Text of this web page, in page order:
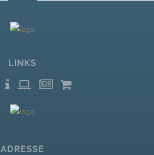
LINKS
ADRESSE